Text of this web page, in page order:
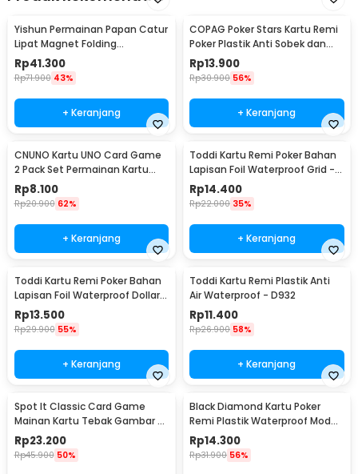
Yishun Permainan Papan Catur
Lipat Magnet Folding
Chessboard - YS-B1
Rp41.300
Rp71.900 43%
+ Keranjang
COPAG Poker Stars Kartu Remi
Poker Plastik Anti Sobek dan
Tahan Air
Rp13.900
Rp30.900 56%
+ Keranjang
CNUNO Kartu UNO Card Game
2 Pack Set Permainan Kartu
Seru - 839-19-3
Rp8.100
Rp20.900 62%
+ Keranjang
Toddi Kartu Remi Poker Bahan
Lapisan Foil Waterproof Grid -
TH73A
Rp14.400
Rp22.000 35%
+ Keranjang
Toddi Kartu Remi Poker Bahan
Lapisan Foil Waterproof Dollar -
TH73A
Rp13.500
Rp29.900 55%
+ Keranjang
Toddi Kartu Remi Plastik Anti
Air Waterproof - D932
Rp11.400
Rp26.900 58%
+ Keranjang
Spot It Classic Card Game
Mainan Kartu Tebak Gambar -
L7715
Rp23.200
Rp45.900 50%
Black Diamond Kartu Poker
Remi Plastik Waterproof Model
1 - K8356
Rp14.300
Rp31.900 56%